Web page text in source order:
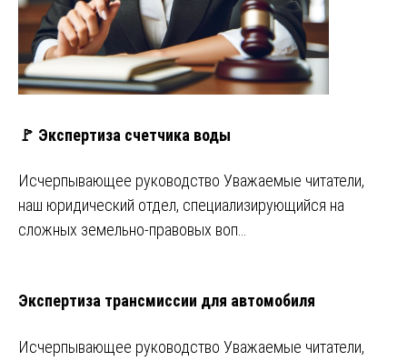
🚩 Экспертиза счетчика воды
Исчерпывающее руководство Уважаемые читатели,
наш юридический отдел, специализирующийся на
сложных земельно-правовых воп…
Экспертиза трансмиссии для автомобиля
Исчерпывающее руководство Уважаемые читатели,